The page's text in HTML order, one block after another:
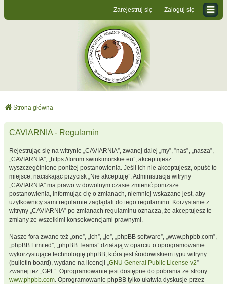
Zaloguj się
Zarejestruj się
Strona główna
CAVIARNIA - Regulamin
Rejestrując się na witrynie „CAVIARNIA”, zwanej dalej „my”, ”nas”, „nasza”,
„CAVIARNIA”, „https://forum.swinkimorskie.eu”, akceptujesz
wyszczególnione poniżej postanowienia. Jeśli ich nie akceptujesz, opuść to
miejsce, naciskając przycisk „Nie akceptuję”. Administracja witryny
„CAVIARNIA” ma prawo w dowolnym czasie zmienić poniższe
postanowienia, informując cię o zmianach, niemniej wskazane jest, aby
użytkownicy sami regularnie zaglądali do tego regulaminu. Korzystanie z
witryny „CAVIARNIA” po zmianach regulaminu oznacza, że akceptujesz te
zmiany ze wszelkimi konsekwencjami prawnymi.
Nasze fora zwane też „one”, „ich”, „je”, „phpBB software”, „www.phpbb.com”,
„phpBB Limited”, „phpBB Teams” działają w oparciu o oprogramowanie
wykorzystujące technologię phpBB, która jest środowiskiem typu witryny
(bulletin board), wydane na licencji „GNU General Public License v2”
zwanej też „GPL”. Oprogramowanie jest dostępne do pobrania ze strony
www.phpbb.com. Oprogramowanie phpBB tylko ułatwia dyskusje przez